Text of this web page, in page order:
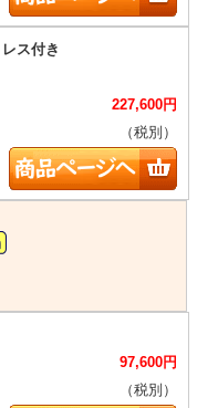
227,600円
（税別）
97,600円
（税別）